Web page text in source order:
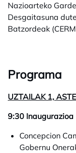
Nazioarteko
Desgaitasuna
Batzordeak
Programa
UZTAILAK 1,
9:30 Inaugurazioa
Concepcion
Gobernu